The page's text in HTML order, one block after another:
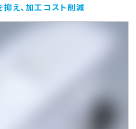
え、加工コスト削減